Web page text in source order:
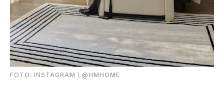
FOTО: INSTAGRAM \ @HMHOME